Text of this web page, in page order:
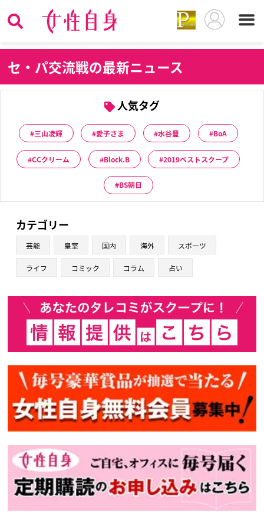
セ ・パ交流戦の最新ニュース
人気タグ
三山凌輝 愛子さま 水谷豊 BoA
CCクリーム Block.B 2019ベストスクープ
BS朝日
カテゴリー
芸能 皇室 国内 海外 スポーツ
ライフ コミック コラム 占い